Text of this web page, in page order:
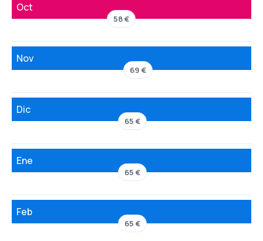
Oct
58 €
Nov
69 €
Dic
65 €
Ene
65 €
Feb
65 €